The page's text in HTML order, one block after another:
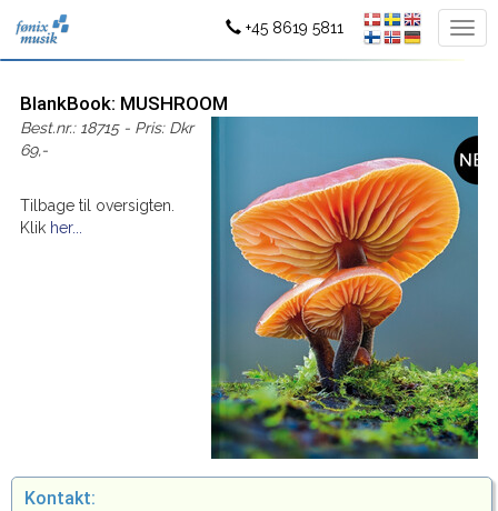
+45 8619 5811
BlankBook: MUSHROOM
Best.nr.: 18715 - Pris: Dkr
69,-
Tilbage til oversigten.
Klik her...
Kontakt: